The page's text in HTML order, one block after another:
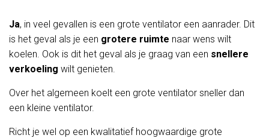
Ja, in veel gevallen is een grote ventilator een aanrader. Dit
is het geval als je een grotere ruimte naar wens wilt
koelen. Ook is dit het geval als je graag van een snellere
verkoeling wilt genieten.
Over het algemeen koelt een grote ventilator sneller dan
een kleine ventilator.
Richt je wel op een kwalitatief hoogwaardige grote